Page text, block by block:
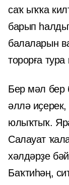
саҡ ыҡҡа
барып
балаларын
торорға тура
Бер мәл бер
әллә
юлыҡтыҡ.
Салауат
хәлдәрҙе
Баҡтиһәң,